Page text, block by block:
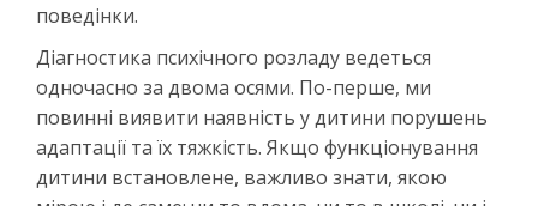
поведінки.
Діагностика психічного розладу ведеться
одночасно за двома осями. По-перше, ми
повинні виявити наявність у дитини порушень
адаптації та їх тяжкість. Якщо функціонування
дитини встановлене, важливо знати, якою